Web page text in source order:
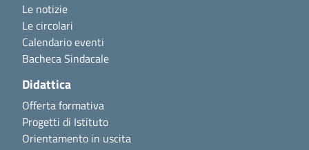
Le notizie
Le circolari
Calendario eventi
Bacheca Sindacale
Didattica
Offerta formativa
Progetti di Istituto
Orientamento in uscita